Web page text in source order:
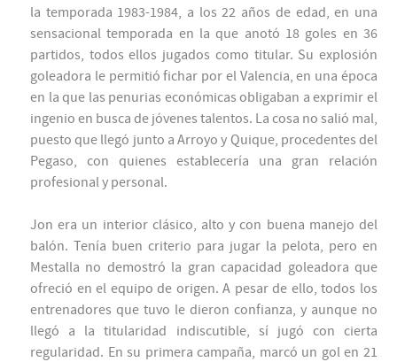
la temporada 1983-1984, a los 22 años de edad, en una
sensacional temporada en la que anotó 18 goles en 36
partidos, todos ellos jugados como titular. Su explosión
goleadora le permitió fichar por el Valencia, en una época
en la que las penurias económicas obligaban a exprimir el
ingenio en busca de jóvenes talentos. La cosa no salió mal,
puesto que llegó junto a Arroyo y Quique, procedentes del
Pegaso, con quienes establecería una gran relación
profesional y personal.
Jon era un interior clásico, alto y con buena manejo del
balón. Tenía buen criterio para jugar la pelota, pero en
Mestalla no demostró la gran capacidad goleadora que
ofreció en el equipo de origen. A pesar de ello, todos los
entrenadores que tuvo le dieron confianza, y aunque no
llegó a la titularidad indiscutible, sí jugó con cierta
regularidad. En su primera campaña, marcó un gol en 21